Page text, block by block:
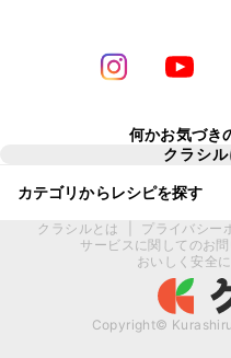
何かお気づき
クラシ
カテゴリからレシピを探す
クラシルとは プライバシー
サービスに関してのお
おいしく安全
Copyright©